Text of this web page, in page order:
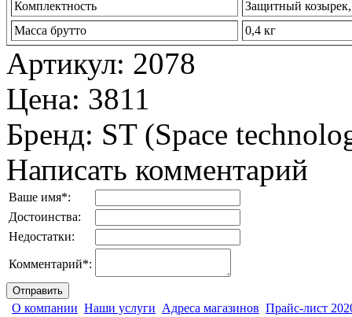
Комплектность
Защитный козырек,
Масса брутто
0,4 кг
Артикул: 2078
Цена: 3811
Бренд: ST (Space
Написать комментарий
Ваше имя*:
Достоинства:
Недостатки:
Комментарий*:
О компании Наши услуги Адреса магазинов Прайс-лист